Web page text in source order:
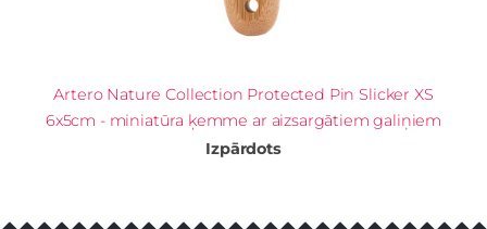
Artero Nature Collection Protected Pin Slicker XS
6x5cm - miniatūra ķemme ar aizsargātiem galiņiem
Izpārdots